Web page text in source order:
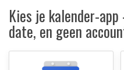
Kies je kalender-
date, en geen